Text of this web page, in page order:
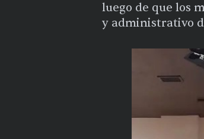
luego de que los
y administrativo